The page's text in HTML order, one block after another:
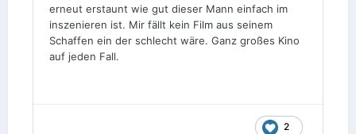
erneut erstaunt wie gut dieser Mann einfach im
inszenieren ist. Mir fällt kein Film aus seinem
Schaffen ein der schlecht wäre. Ganz großes Kino
auf jeden Fall.
2